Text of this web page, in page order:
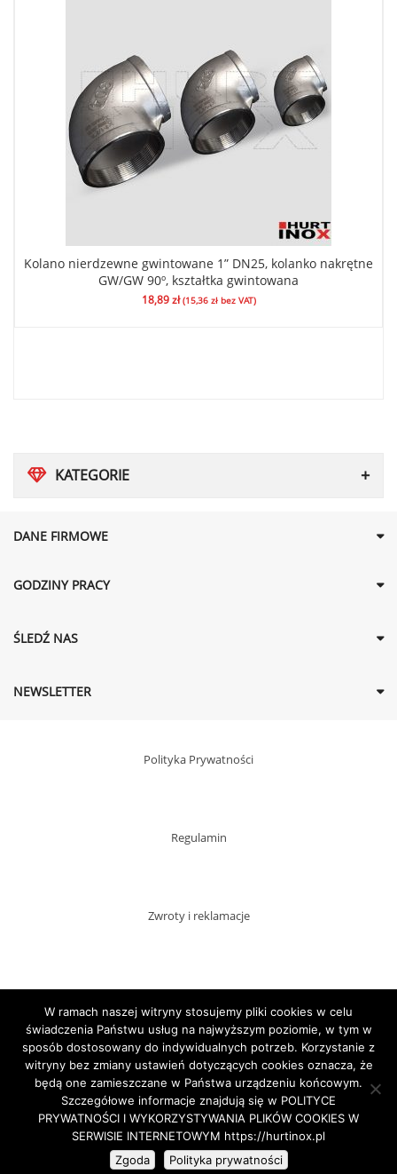
KATEGORIE
Kolano nierdzewne gwintowane 1” DN25, kolanko nakrętne
GW/GW 90º, kształtka gwintowana
18,89zł (15,36 złbez VAT)
DANE FIRMOWE
GODZINY PRACY
ŚLEDŹ NAS
NEWSLETTER
Polityka Prywatności
Regulamin
Zwroty i reklamacje
Dostawy
Płatności
Copyright HURTINOX.PL 2020
W ramach naszej witryny stosujemy pliki cookies w celu
świadczenia Państwu usług na najwyższym poziomie, w tym w
sposób dostosowany do indywidualnych potrzeb. Korzystanie z
witryny bez zmiany ustawień dotyczących cookies oznacza, że
będą one zamieszczane w Państwa urządzeniu końcowym.
Szczegółowe informacje znajdują się w POLITYCE
PRYWATNOŚCI I WYKORZYSTYWANIA PLIKÓW COOKIES W
SERWISIE INTERNETOWYM https://hurtinox.pl
Zgoda
Polityka prywatności